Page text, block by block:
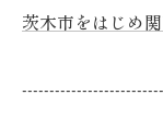
茨木市をはじめ